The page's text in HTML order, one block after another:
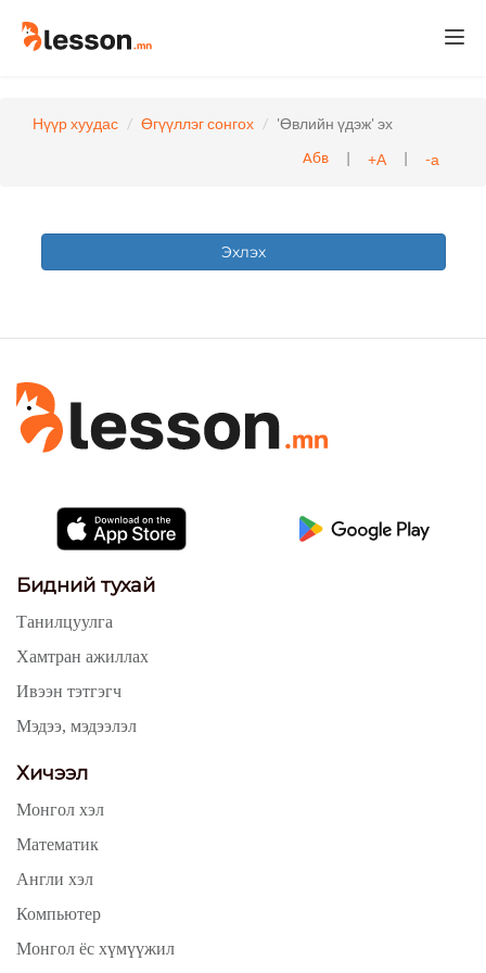
Нүүр хуудас Өгүүллэг сонгох 'Өвлийн үдэж' эх
Абв | +А | -а
Эхлэх
Бидний тухай
Танилцуулга
Хамтран ажиллах
Ивээн тэтгэгч
Мэдээ, мэдээлэл
Хичээл
Монгол хэл
Математик
Англи хэл
Компьютер
Монгол ёс хүмүүжил